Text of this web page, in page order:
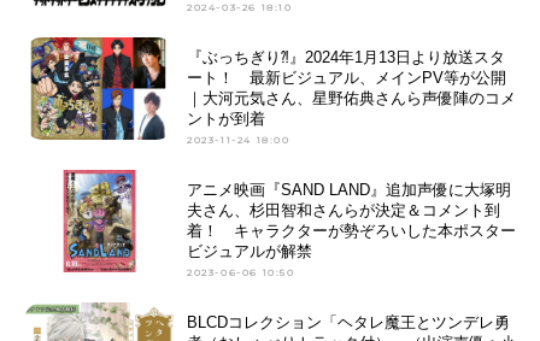
2024-03-26 18:10
『ぶっちぎり⁈』2024年1月13日より放送スタ
ート！ 最新ビジュアル、メインPV等が公開
｜大河元気さん、星野佑典さんら声優陣のコメ
ントが到着
2023-11-24 18:00
アニメ映画『SAND LAND』追加声優に大塚明
夫さん、杉田智和さんらが決定＆コメント到
着！ キャラクターが勢ぞろいした本ポスター
ビジュアルが解禁
2023-06-06 10:50
BLCDコレクション「ヘタレ魔王とツンデレ勇